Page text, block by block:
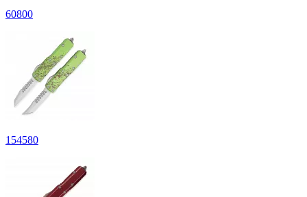
60800
154580